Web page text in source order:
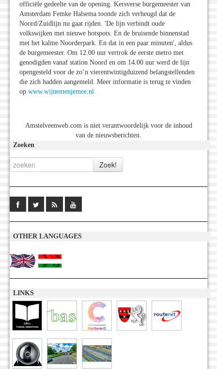
officiële gedeelte van de opening. Kersverse burgemeester van
Amsterdam Femke Halsema toonde zich verheugd dat de
Noord/Zuidlijn nu gaat rijden. 'De lijn verbindt oude
volkswijken met nieuwe hotspots. En de bruisende binnenstad
met het kalme Noorderpark. En dat in een paar minuten', aldus
de burgemeester. Om 12.00 uur vertrok de eerste metro met
genodigden vanaf station Noord en om 14.00 uur werd de lijn
opengesteld voor de zo’n vierentwintigduizend belangstellenden
die zich hadden aangemeld. Meer informatie is terug te vinden
op www.wijnemenjemee.nl
Amstelveenweb.com is niet verantwoordelijk voor de inhoud
van de nieuwsberichten.
Zoeken
OTHER LANGUAGES
LINKS